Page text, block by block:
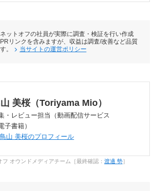
作品の充実度
ットオフの社員が実際に調査・検証を行い作成
リンクを含みますが、収益は調査/改善など品質
。
当サイトの運営ポリシー
美桜（Toriyama Mio）
・レビュー担当（動画配信サービス
子書籍）
鳥山 美桜のプロフィール
オウンドメディアチーム［最終確認： 渡邊 勢］